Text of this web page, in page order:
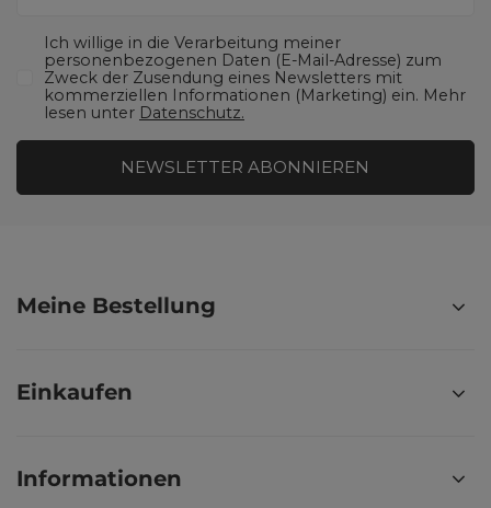
Ich willige in die Verarbeitung meiner
personenbezogenen Daten (E-Mail-Adresse) zum
Zweck der Zusendung eines Newsletters mit
kommerziellen Informationen (Marketing) ein. Mehr
lesen unter Datenschutz.
NEWSLETTER ABONNIEREN
Meine Bestellung
Einkaufen
Informationen